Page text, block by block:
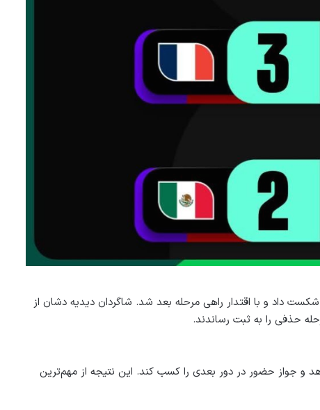
داد و با اقتدار راهی مرحله بعد شد. شاگردان دیدیه دشان از
حذفی را به ثبت رساندند.
جواز حضور در دور بعدی را کسب کند. این نتیجه از مهم‌ترین